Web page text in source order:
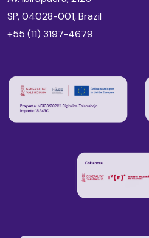
SP, 04028-001, Brazil
+55 (11) 3197-4679